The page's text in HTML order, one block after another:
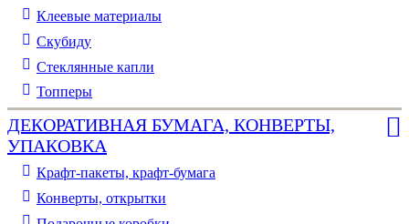
Клеевые материалы
Скубиду
Стеклянные капли
Топперы
ДЕКОРАТИВНАЯ БУМАГА, КОНВЕРТЫ,
УПАКОВКА
Крафт-пакеты, крафт-бумага
Конверты, открытки